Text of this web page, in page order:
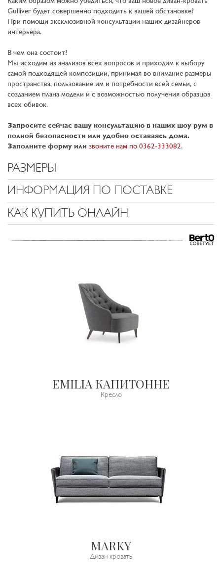
Gulliver будет совершенно подходить к вашей обстановке?
При помощи эксклюзивной консультации наших дизайнеров
интерьера.
В чем она состоит?
Мы исходим из анализов всех вопросов и приходим к выбору
самой подходящей композиции, принимая во внимание размеры
пространства, пользование им и потребности всей семьи, с
созданием плана модели и с возможностью получения образцов
всех обивок.
Запросите сейчас вашу консультацию в наших шоу рум в
полной безопасности или удобно оставаясь дома.
Заполните форму или звоните нам по 0362-333082.
РАЗМЕРЫ
ИНФОРМАЦИЯ ПО ПОСТАВКЕ
КАК КУПИТЬ ОНЛАЙН
EMILIA КАПИТОННЕ
Кресло
MARKY
Диван кровать